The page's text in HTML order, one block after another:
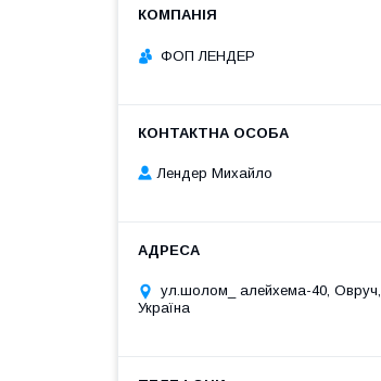
ФОП ЛЕНДЕР
Лендер Михайло
ул.шолом_ алейхема-40, Овруч,
Україна